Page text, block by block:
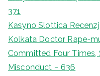
371
Kasyno Slottica
Kolkata Doctor Rape-
Committed Four Times,
Misconduct – 636